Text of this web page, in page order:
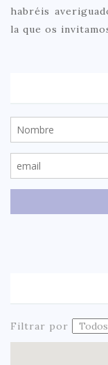
habréis
la que os
Filtrar por